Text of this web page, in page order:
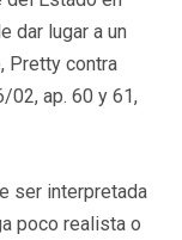
dar lugar a un
Pretty contra
02, ap. 60 y 61,
ser interpretada
poco realista o